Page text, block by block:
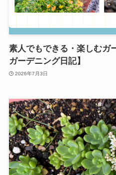
素人でもできる・楽しむガ
ガーデニング日記】
2026年7月3日